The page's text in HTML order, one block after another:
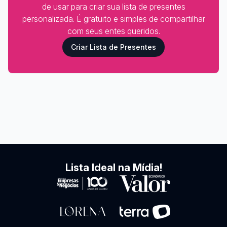
de usar para criar sua lista de presentes
personalizada. É gratuito e simples de compartilhar
com seus entes queridos.
Criar Lista de Presentes
Lista Ideal na Mídia!